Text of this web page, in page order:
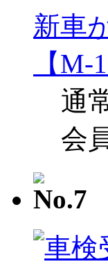
新車
【M-
通
会